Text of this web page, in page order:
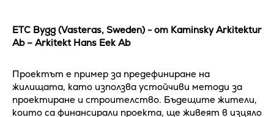
ETC Bygg (Vasteras, Sweden) - от Kaminsky Arkitektur
Ab – Arkitekt Hans Eek Ab
Проектът е пример за предефиниране на
жилищата, като използва устойчиви методи за
проектиране и строителство. Бъдещите жители,
които са финансирали проекта, ще живеят в изцяло